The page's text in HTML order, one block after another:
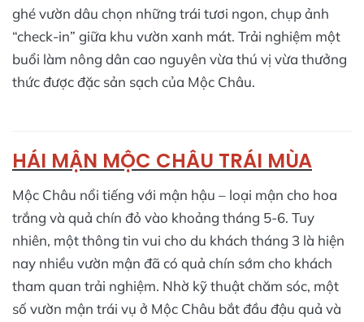
ghé vườn dâu chọn những trái tươi ngon, chụp ảnh
“check-in” giữa khu vườn xanh mát. Trải nghiệm một
buổi làm nông dân cao nguyên vừa thú vị vừa thưởng
thức được đặc sản sạch của Mộc Châu.
HÁI MẬN MỘC CHÂU TRÁI MÙA
Mộc Châu nổi tiếng với mận hậu – loại mận cho hoa
trắng và quả chín đỏ vào khoảng tháng 5-6. Tuy
nhiên, một thông tin vui cho du khách tháng 3 là hiện
nay nhiều vườn mận đã có quả chín sớm cho khách
tham quan trải nghiệm. Nhờ kỹ thuật chăm sóc, một
số vườn mận trái vụ ở Mộc Châu bắt đầu đậu quả và